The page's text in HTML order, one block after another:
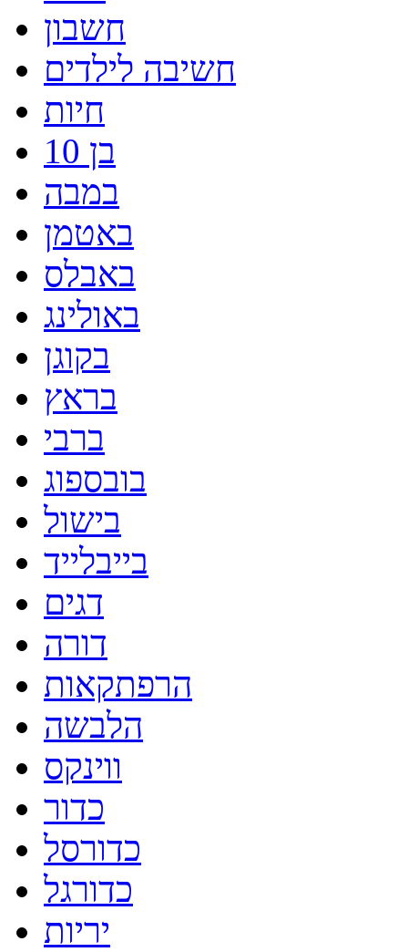
חשבון
חשיבה לילדים
חיות
בן 10
במבה
באטמן
באבלס
באולינג
בקוגן
בראץ
ברבי
בובספוג
בישול
בייבלייד
דגים
דורה
הרפתקאות
הלבשה
ווינקס
כדור
כדורסל
כדורגל
יריות